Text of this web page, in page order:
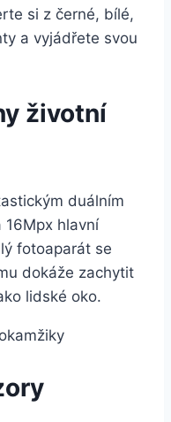
si z černé, bílé,
a vyjádřete svou
životní
duálním
hlavní
fotoaparát se
dokáže zachytit
lidské oko.